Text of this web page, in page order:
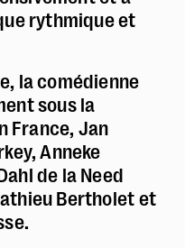
rythmique et
la comédienne
sous la
France, Jan
Anneke
de la Need
Bertholet et